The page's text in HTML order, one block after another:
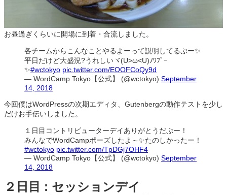
お昼過ぎくらいに開場に到着・合流しました。
各チームからこんなことやるよーって説明してるぷー✨
平日だけど大盛況?うれしいヾ(U>ω<U)ﾉﾜﾌﾟｰ
✨#wctokyo pic.twitter.com/EOOFCoQy9d
— WordCamp Tokyo【公式】 (@wctokyo) September
14, 2018
今回僕はWordPressの次期エディタ、Gutenbergの動作テストを少し
だけお手伝いしました。
１日目コントリビューターデイありがとうだぷー！
みんなでWordCampポーズしたよ～✨たのしかったー！
#wctokyo pic.twitter.com/TpDGj7OHF4
— WordCamp Tokyo【公式】 (@wctokyo) September
14, 2018
２日目 : セッションデイ